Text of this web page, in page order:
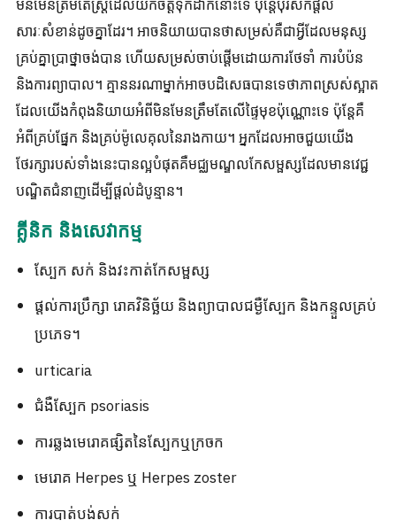
មិនមែនត្រឹមតែស្ត្រីដែលយកចិត្តទុកដាក់នោះទេ ប៉ុន្តែបុរសក៏ផ្តល់
សារៈសំខាន់ដូចគ្នាដែរ។ អាច​និយាយ​បាន​ថា​សម្រស់​គឺ​ជា​អ្វី​ដែល​មនុស្ស​
គ្រប់​គ្នា​ប្រាថ្នា​ចង់​បាន ហើយ​សម្រស់​ចាប់​ផ្ដើម​ដោយ​ការ​ថែ​ទាំ ការ​បំប៉ន
និង​ការ​ព្យាបាល។ គ្មាននរណាម្នាក់អាចបដិសេធបានទេថាភាពស្រស់ស្អាត
ដែលយើងកំពុងនិយាយអំពីមិនមែនត្រឹមតែលើផ្ទៃមុខប៉ុណ្ណោះទេ ប៉ុន្តែគឺ
អំពីគ្រប់ផ្នែក និងគ្រប់ម៉ូលេគុលនៃរាងកាយ។ អ្នក​ដែល​អាច​ជួយ​យើង​
ថែរក្សា​របស់​ទាំង​នេះ​បាន​ល្អ​បំផុត​គឺ​មជ្ឈមណ្ឌល​កែ​សម្ផស្ស​ដែល​មាន​វេជ្ជ
បណ្ឌិត​ជំនាញ​ដើម្បី​ផ្តល់​ដំបូន្មាន។
គ្លីនិក និងសេវាកម្ម
ស្បែក សក់ និងវះកាត់កែសម្ផស្ស
ផ្តល់ការប្រឹក្សា រោគវិនិច្ឆ័យ និងព្យាបាលជម្ងឺស្បែក និងកន្ទួលគ្រប់
ប្រភេទ។
urticaria
ជំងឺស្បែក psoriasis
ការឆ្លងមេរោគផ្សិតនៃស្បែកឬក្រចក
មេរោគ Herpes ឬ Herpes zoster
ការបាត់បង់សក់